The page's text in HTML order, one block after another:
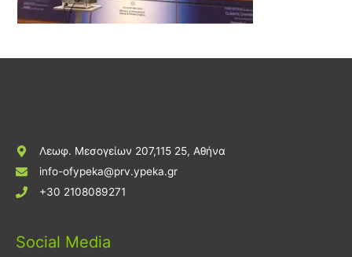
Λεωφ. Μεσογείων 207,115 25, Αθήνα
info-ofypeka@prv.ypeka.gr
+30 2108089271
Social Media